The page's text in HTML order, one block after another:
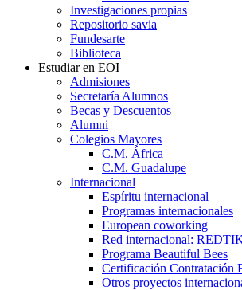
Investigaciones propias
Repositorio savia
Fundesarte
Biblioteca
Estudiar en EOI
Admisiones
Secretaría Alumnos
Becas y Descuentos
Alumni
Colegios Mayores
C.M. África
C.M. Guadalupe
Internacional
Espíritu internacional
Programas internacionales
European coworking
Red internacional:
Programa Beautiful Bees
Certificación Contratación
Otros proyectos